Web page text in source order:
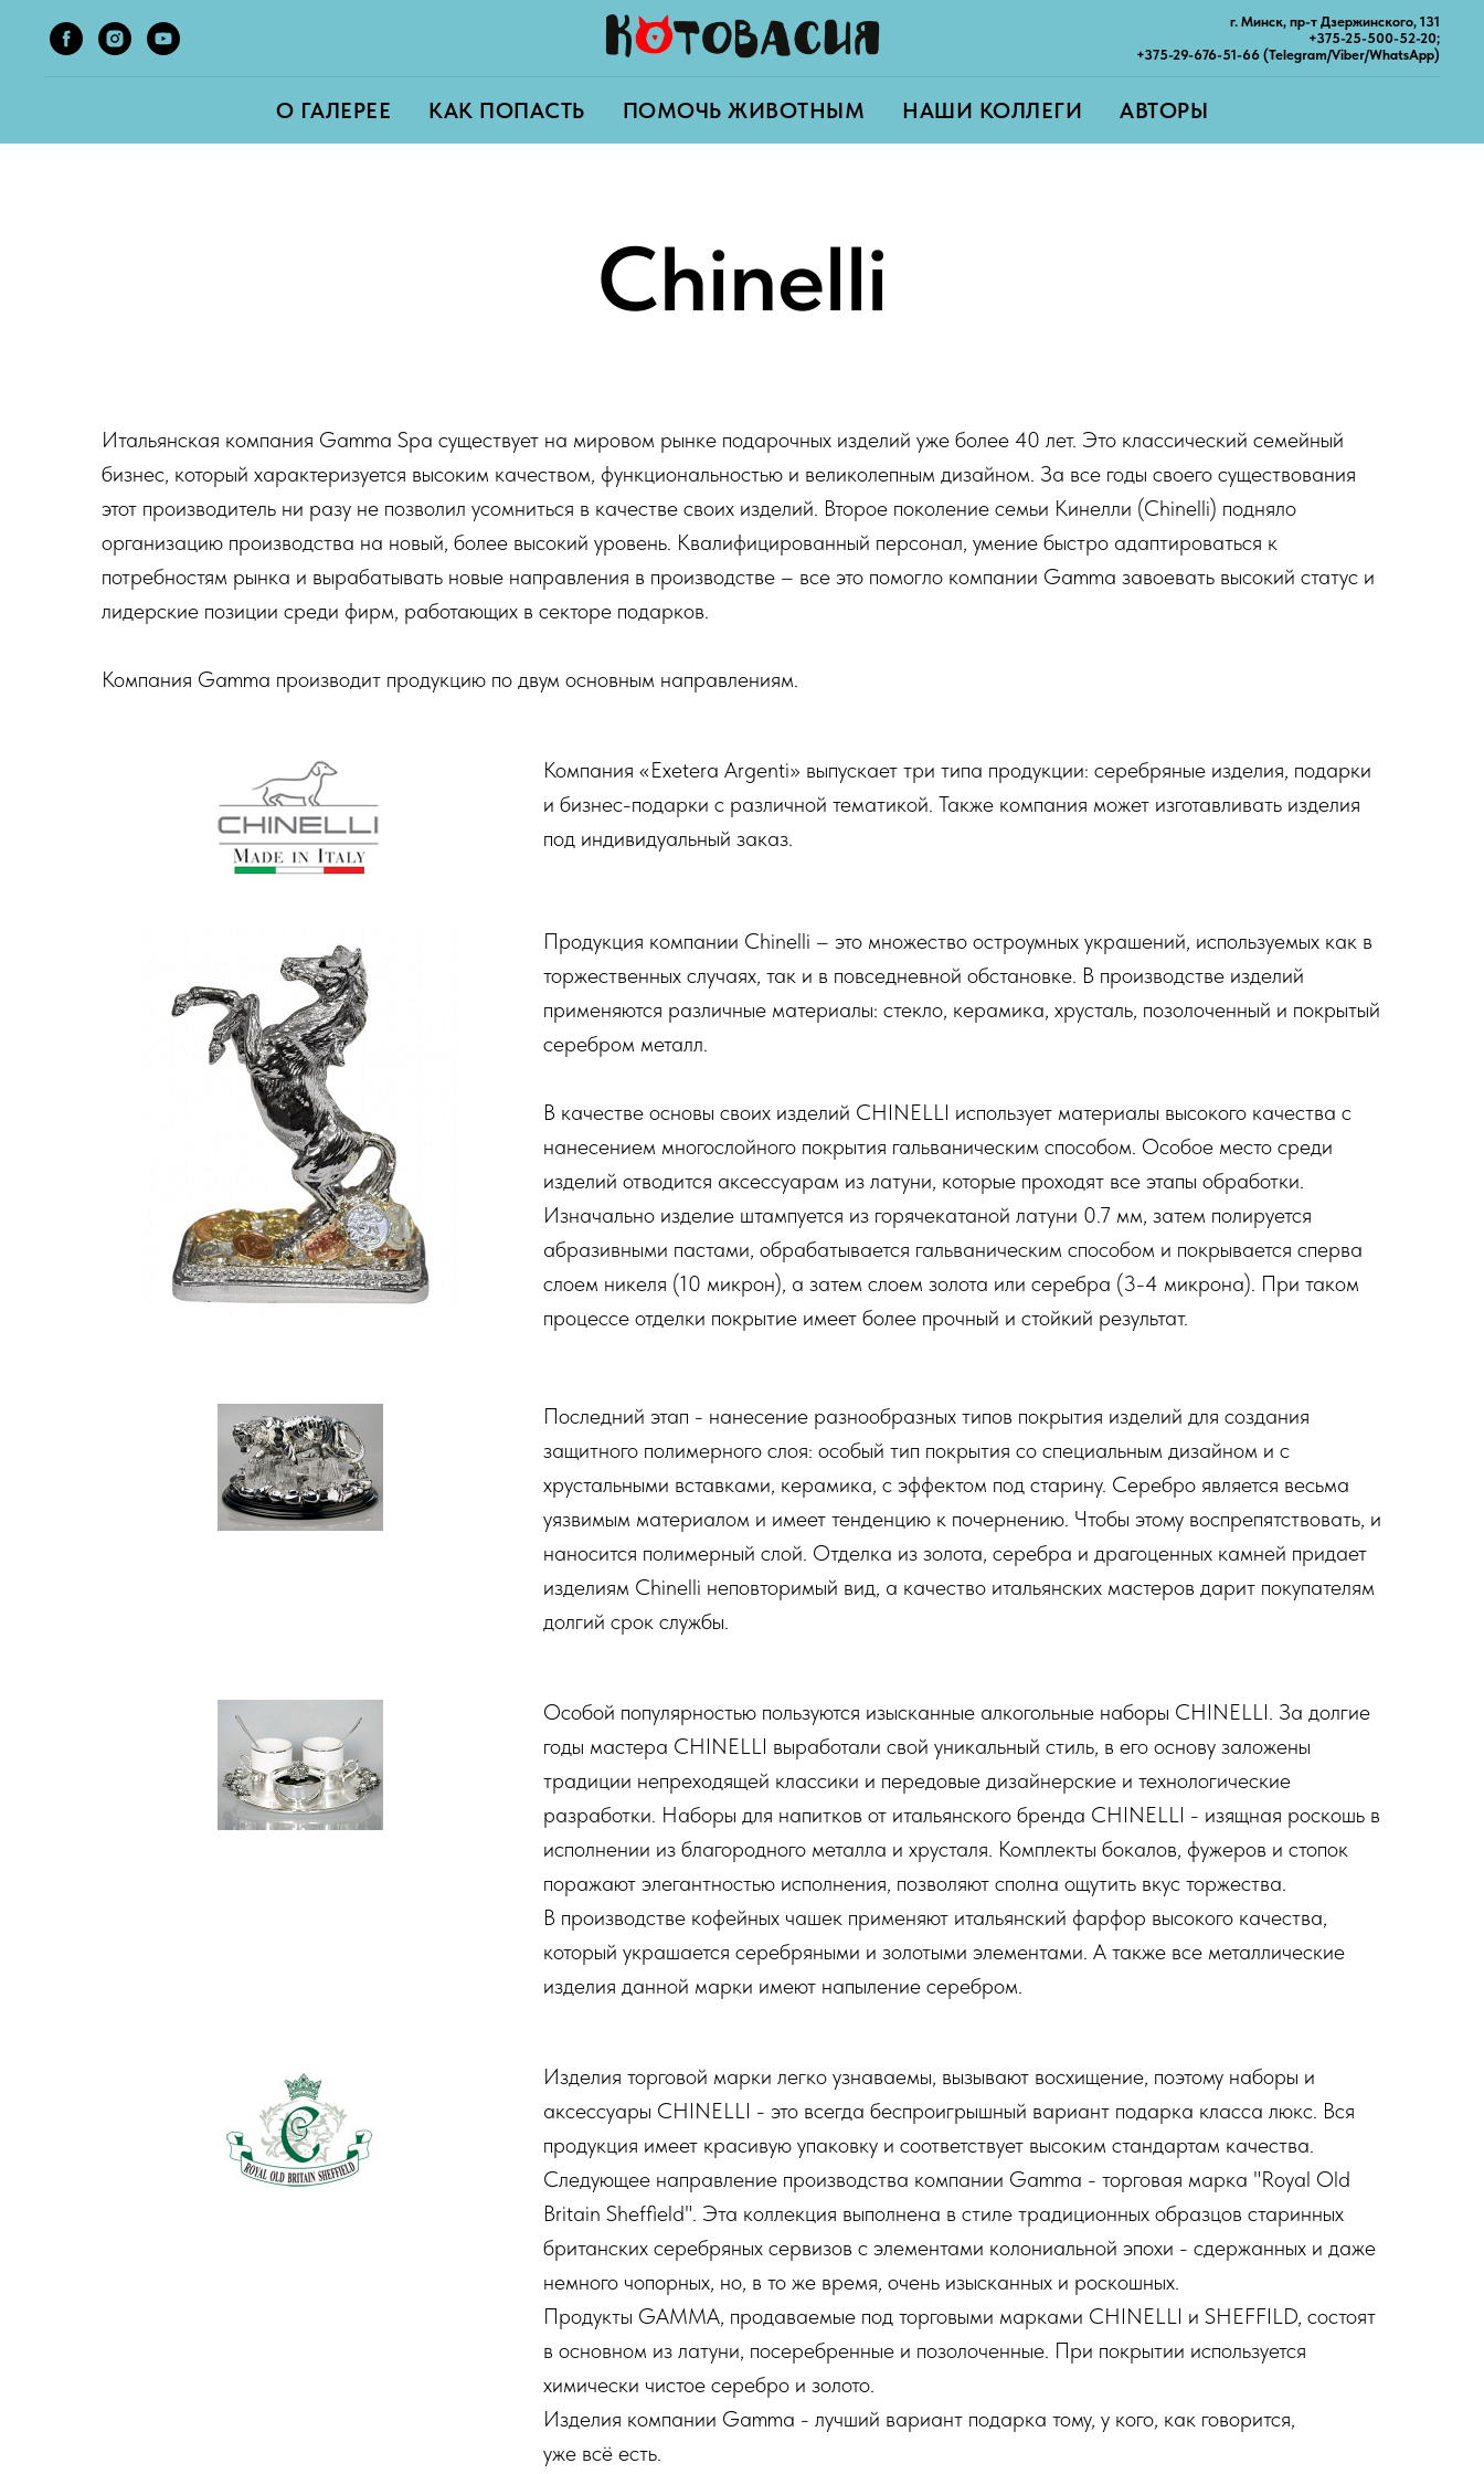
г. Минск, пр-т Дзержинского, 131
+375-25-500-52-20;
+375-29-676-51-66 (Telegram/Viber/WhatsApp)
О ГАЛЕРЕЕ КАК ПОПАСТЬ ПОМОЧЬ ЖИВОТНЫМ НАШИ КОЛЛЕГИ АВТОРЫ
Сhinelli
Итальянская компания Gamma Spa существует на мировом рынке подарочных изделий уже более 40 лет. Это классический семейный
бизнес, который характеризуется высоким качеством, функциональностью и великолепным дизайном. За все годы своего существования
этот производитель ни разу не позволил усомниться в качестве своих изделий. Второе поколение семьи Кинелли (Chinelli) подняло
организацию производства на новый, более высокий уровень. Квалифицированный персонал, умение быстро адаптироваться к
потребностям рынка и вырабатывать новые направления в производстве – все это помогло компании Gamma завоевать высокий статус и
лидерские позиции среди фирм, работающих в секторе подарков.
Компания Gamma производит продукцию по двум основным направлениям.
Компания «Exetera Argenti» выпускает три типа продукции: серебряные изделия, подарки
и бизнес-подарки с различной тематикой. Также компания может изготавливать изделия
под индивидуальный заказ.
Продукция компании Chinelli – это множество остроумных украшений, используемых как в
торжественных случаях, так и в повседневной обстановке. В производстве изделий
применяются различные материалы: стекло, керамика, хрусталь, позолоченный и покрытый
серебром металл.
В качестве основы своих изделий CHINELLI использует материалы высокого качества с
нанесением многослойного покрытия гальваническим способом. Особое место среди
изделий отводится аксессуарам из латуни, которые проходят все этапы обработки.
Изначально изделие штампуется из горячекатаной латуни 0.7 мм, затем полируется
абразивными пастами, обрабатывается гальваническим способом и покрывается сперва
слоем никеля (10 микрон), а затем слоем золота или серебра (3-4 микрона). При таком
процессе отделки покрытие имеет более прочный и стойкий результат.
Последний этап - нанесение разнообразных типов покрытия изделий для создания
защитного полимерного слоя: особый тип покрытия со специальным дизайном и с
хрустальными вставками, керамика, с эффектом под старину. Серебро является весьма
уязвимым материалом и имеет тенденцию к почернению. Чтобы этому воспрепятствовать, и
наносится полимерный слой. Отделка из золота, серебра и драгоценных камней придает
изделиям Chinelli неповторимый вид, а качество итальянских мастеров дарит покупателям
долгий срок службы.
Особой популярностью пользуются изысканные алкогольные наборы CHINELLI. За долгие
годы мастера CHINELLI выработали свой уникальный стиль, в его основу заложены
традиции непреходящей классики и передовые дизайнерские и технологические
разработки. Наборы для напитков от итальянского бренда CHINELLI - изящная роскошь в
исполнении из благородного металла и хрусталя. Комплекты бокалов, фужеров и стопок
поражают элегантностью исполнения, позволяют сполна ощутить вкус торжества.
В производстве кофейных чашек применяют итальянский фарфор высокого качества,
который украшается серебряными и золотыми элементами. А также все металлические
изделия данной марки имеют напыление серебром.
Изделия торговой марки легко узнаваемы, вызывают восхищение, поэтому наборы и
аксессуары CHINELLI - это всегда беспроигрышный вариант подарка класса люкс. Вся
продукция имеет красивую упаковку и соответствует высоким стандартам качества.
Следующее направление производства компании Gamma - торговая марка "Royal Old
Britain Sheffield". Эта коллекция выполнена в стиле традиционных образцов старинных
британских серебряных сервизов с элементами колониальной эпохи - сдержанных и даже
немного чопорных, но, в то же время, очень изысканных и роскошных.
Продукты GAMMA, продаваемые под торговыми марками CHINELLI и SHEFFILD, состоят
в основном из латуни, посеребренные и позолоченные. При покрытии используется
химически чистое серебро и золото.
Изделия компании Gamma - лучший вариант подарка тому, у кого, как говорится,
уже всё есть.